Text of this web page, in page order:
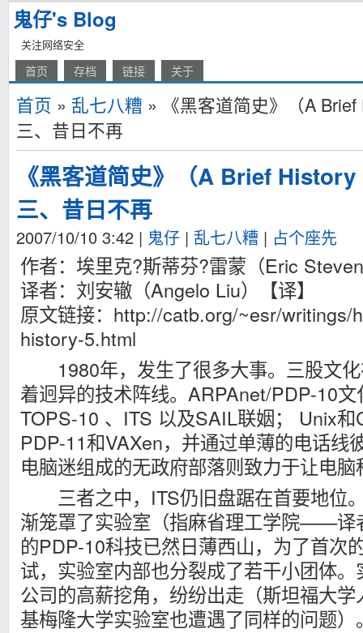
鬼仔's Blog
关注网络安全
首页 存档 链接 关于
首页 » 乱七八糟 » 《黑客道简史》（A
三、昔日不再
《黑客道简史》（A Brief
三、昔日不再
2007/10/10 3:42 | 鬼仔 | 乱七八糟 | 占个座先
作者：埃里克?斯蒂芬?雷蒙（Eric
译者：刘安辙（Angelo Liu）【译】
原文链接：http://catb.org/~esr/writings/
history-5.html
1980年，发生了很多大事。三股文化
着迥异的技术阵线。ARPAnet/PDP-10
TOPS-10 、ITS 以及SAIL联姻； Unix
PDP-11和VAXen，并通过单薄的电话线
电脑迷组成的无政府部落则致力于让电
三者之中，ITS仍旧盘踞在首要地位
渐笼罩了实验室（指麻省理工学院——译
的PDP-10科技已然日薄西山，为了首次
试，实验室内部也分裂成了若干小团体
公司的高薪挖角，纷纷出走（斯坦福大
基梅隆大学实验室也遭遇了同样的问题）